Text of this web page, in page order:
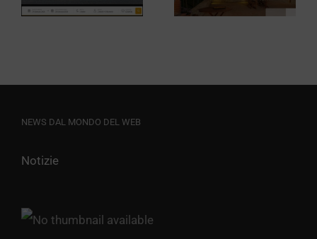
Viaggi
NEWS DAL MONDO DEL WEB
Notizie